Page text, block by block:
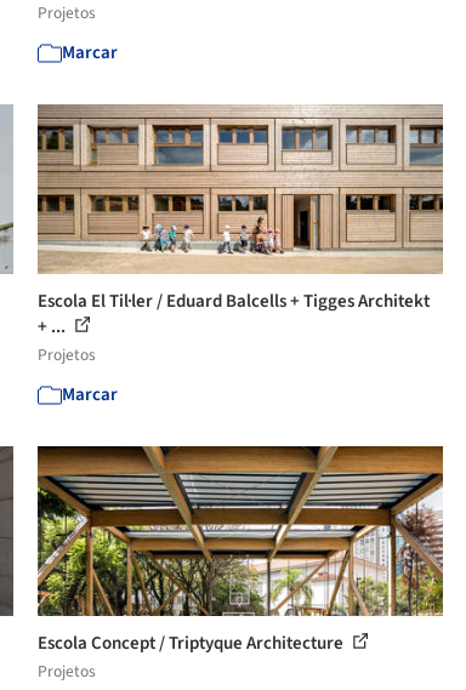
Projetos
Marcar
Escola El Til·ler / Eduard Balcells + Tigges Architekt
+ ...
Projetos
Marcar
Escola Concept / Triptyque Architecture
Projetos